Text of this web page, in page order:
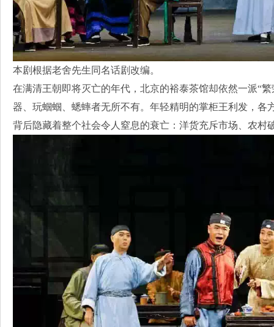
本剧根据老舍先生同名话剧改编。
在满清王朝即将灭亡的年代，北京的裕泰茶馆却依然一派“
器、玩蝈蝈、蟋蟀者无所不有。年轻精明的掌柜王利发，
背后隐藏着整个社会令人窒息的衰亡：洋货充斥市场、农